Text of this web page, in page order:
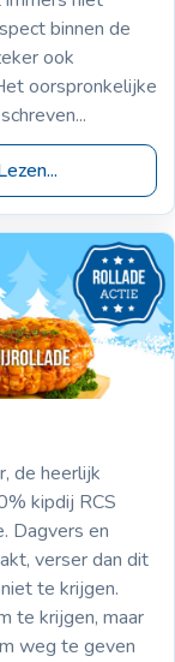
binnen de
ook
oorspronkelijke
kerst
de heerlijk
kipdij RCS
Dagvers en
verser dan dit
te krijgen.
te krijgen, maar
weg te geven